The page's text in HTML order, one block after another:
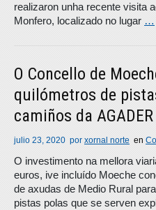
realizaron unha recente visita
Monfero, localizado no lugar …
O Concello de
quilómetros de
camiños da AGADER
julio 23, 2020 por xornal norte en
O investimento na mellora
euros, ive incluído Moeche
de axudas de Medio Rural
pistas polas que se serven